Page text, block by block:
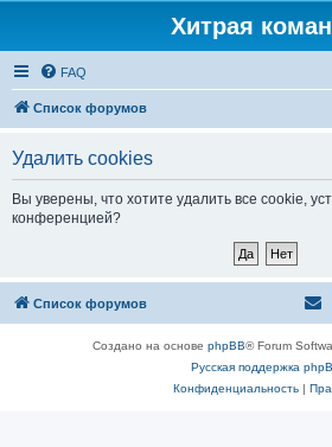
Хитрая
FAQ
Список форумов
Удалить cookies
Вы уверены, что хотите удалить все cookie,
конференцией?
Список форумов
Создано на основе phpBB® Forum
Русская поддержка
Конфиденциальность|